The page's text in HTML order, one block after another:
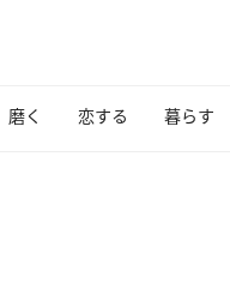
磨く 恋する 暮らす